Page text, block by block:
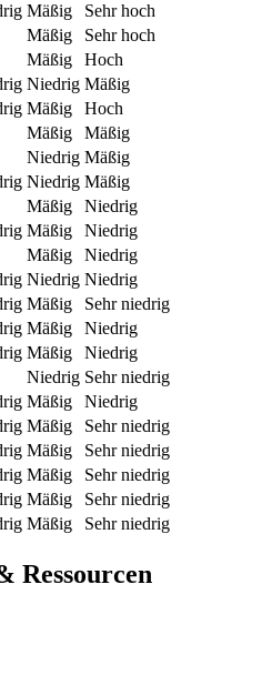
Mäßig
Sehr hoch
Mäßig
Sehr hoch
Mäßig
Hoch
Niedrig Mäßig
Mäßig
Hoch
Mäßig
Mäßig
Niedrig Mäßig
Niedrig Mäßig
Mäßig
Niedrig
Mäßig
Niedrig
Mäßig
Niedrig
Niedrig Niedrig
Mäßig
Sehr niedrig
Mäßig
Niedrig
Mäßig
Niedrig
Niedrig Sehr niedrig
Mäßig
Niedrig
Mäßig
Sehr niedrig
Mäßig
Sehr niedrig
Mäßig
Sehr niedrig
Mäßig
Sehr niedrig
Mäßig Sehr niedrig
Ressourcen